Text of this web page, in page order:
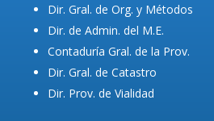
Dir. Gral. de Org. y Métodos
Dir. de Admin. del M.E.
Contaduría Gral. de la Prov.
Dir. Gral. de Catastro
Dir. Prov. de Vialidad